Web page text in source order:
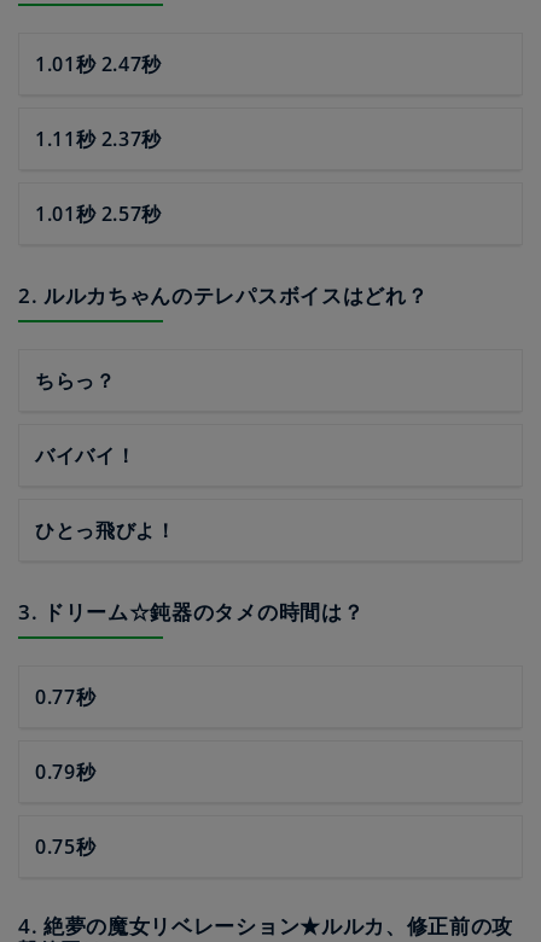
1.01秒 2.47秒
1.11秒 2.37秒
1.01秒 2.57秒
2. ルルカちゃんのテレパスボイスはどれ？
ちらっ？
バイバイ！
ひとっ飛びよ！
3. ドリーム☆鈍器のタメの時間は？
0.77秒
0.79秒
0.75秒
4. 絶夢の魔女リベレーション★ルルカ、修正前の攻